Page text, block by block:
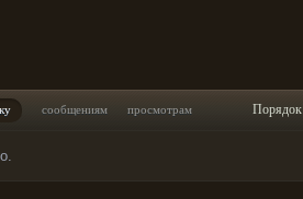
сообщениям просмотрам Порядок